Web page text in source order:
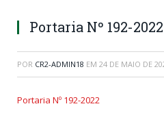
Portaria Nº 192-2022
POR CR2-ADMIN18 EM 24 DE MAIO DE
Portaria Nº 192-2022